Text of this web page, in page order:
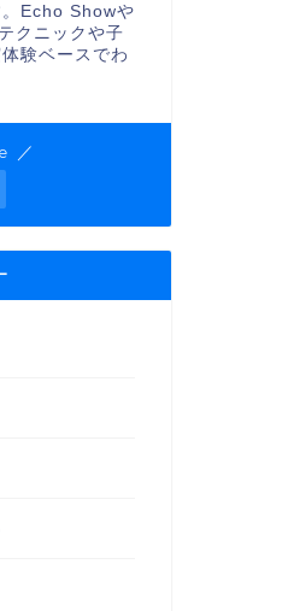
。Echo Showや
クニックや子
験ベースでわ
／